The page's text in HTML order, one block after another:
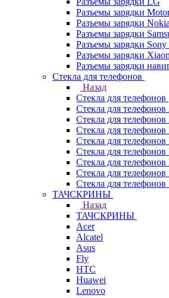
Разъемы зарядки
Разъемы зарядки Nokia
Разъемы зарядки
Разъемы зарядки Sony
Разъемы зарядки
Разъемы зарядки
Стекла для телефонов
Назад
Стекла для телефонов
Стекла для телефонов
Стекла для телефонов
Стекла для телефонов
Стекла для телефонов
Стекла для телефонов
Стекла для телефонов
Стекла для телефонов
Стекла для телефонов
ТАЧСКРИНЫ
Назад
ТАЧСКРИНЫ
Acer
Alcatel
Asus
Fly
HTC
Huawei
Lenovo